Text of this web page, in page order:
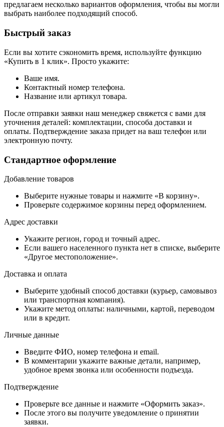
предлагаем несколько вариантов оформления, чтобы вы могли
выбрать наиболее подходящий способ.
Быстрый заказ
Если вы хотите сэкономить время, используйте функцию
«Купить в 1 клик». Просто укажите:
Ваше имя.
Контактный номер телефона.
Название или артикул товара.
После отправки заявки наш менеджер свяжется с вами для
уточнения деталей: комплектации, способа доставки и
оплаты. Подтверждение заказа придет на ваш телефон или
электронную почту.
Стандартное оформление
Добавление товаров
Выберите нужные товары и нажмите «В корзину».
Проверьте содержимое корзины перед оформлением.
Адрес доставки
Укажите регион, город и точный адрес.
Если вашего населенного пункта нет в списке, выберите
«Другое местоположение».
Доставка и оплата
Выберите удобный способ доставки (курьер, самовывоз
или транспортная компания).
Укажите метод оплаты: наличными, картой, переводом
или в кредит.
Личные данные
Введите ФИО, номер телефона и email.
В комментарии укажите важные детали, например,
удобное время звонка или особенности подъезда.
Подтверждение
Проверьте все данные и нажмите «Оформить заказ».
После этого вы получите уведомление о принятии
заявки.